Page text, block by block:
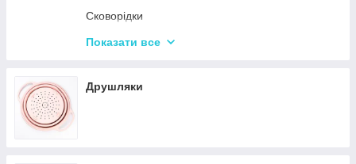
Сковорідки
Ківші
Показати все
Друшляки